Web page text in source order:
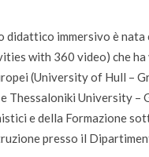
immersivo è
with 360 video) che
(University of Hull –
University –
e della Formazione
presso il